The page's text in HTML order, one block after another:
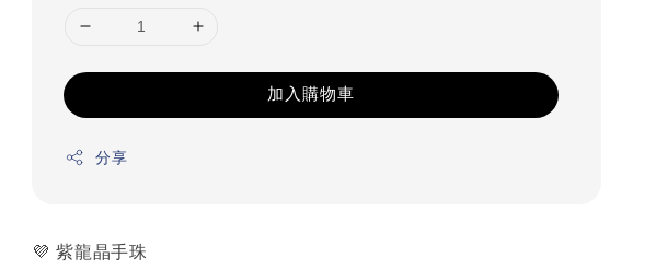
加入購物車
分享
💜 紫龍晶手珠